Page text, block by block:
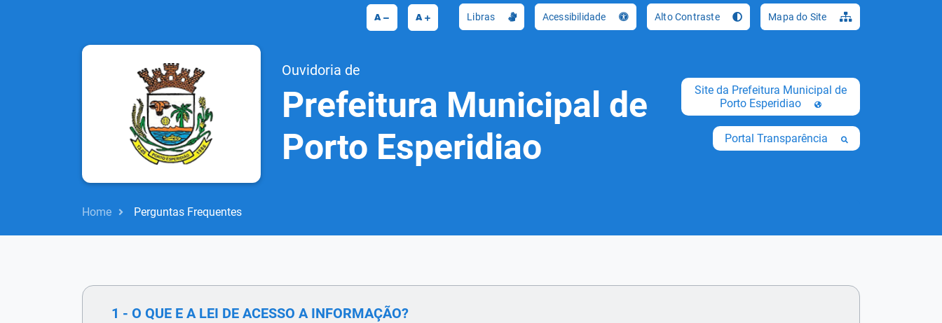
A A Libras Acessibilidade Alto Contraste Mapa do Site
Ouvidoria de
Prefeitura Municipal de
Porto Esperidiao
Site da Prefeitura Municipal de
Porto Esperidiao
Portal Transparência
Home Perguntas Frequentes
1 - O QUE E A LEI DE ACESSO A INFORMAÇÃO?